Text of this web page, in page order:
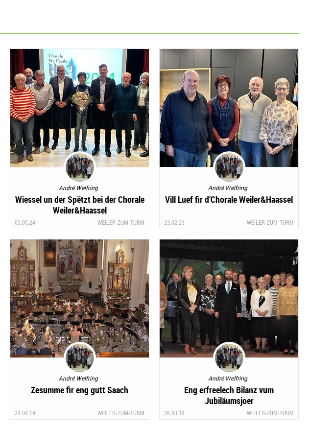
André Welfring
Wiessel un der Spëtzt bei der Chorale
Weiler&Haassel
03.05.24 WEILER-ZUM-TURM
André Welfring
Vill Luef fir d’Chorale Weiler&Haassel
23.02.23 WEILER-ZUM-TURM
André Welfring
Zesumme fir eng gutt Saach
24.04.19 WEILER-ZUM-TURM
André Welfring
Eng erfreelech Bilanz vum
Jubiläumsjoer
26.03.19 WEILER-ZUM-TURM